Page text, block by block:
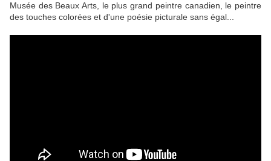
Musée des Beaux Arts, le plus grand peintre canadien, le peintre
des touches colorées et d'une poésie picturale sans égal...